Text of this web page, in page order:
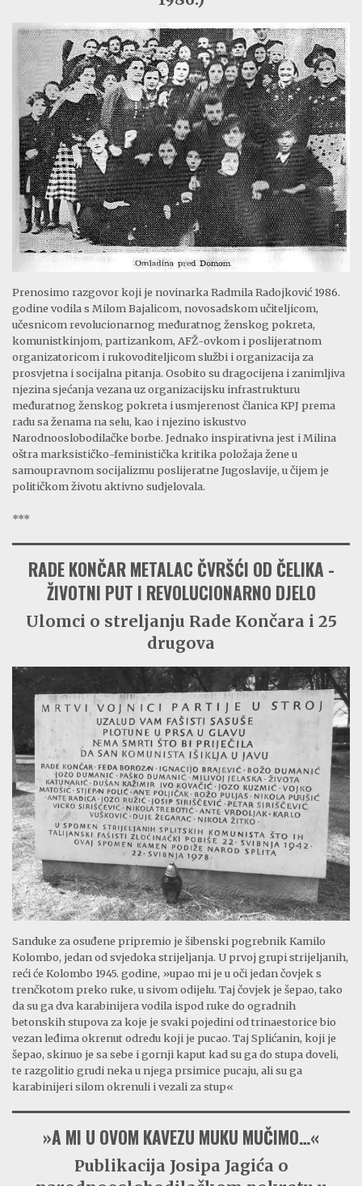
Prenosimo razgovor koji je novinarka Radmila Radojković 1986.
godine vodila s Milom Bajalicom, novosadskom učiteljicom,
učesnicom revolucionarnog međuratnog ženskog pokreta,
komunistkinjom, partizankom, AFŽ-ovkom i poslijeratnom
organizatoricom i rukovoditeljicom službi i organizacija za
prosvjetna i socijalna pitanja. Osobito su dragocijena i zanimljiva
njezina sjećanja vezana uz organizacijsku infrastrukturu
međuratnog ženskog pokreta i usmjerenost članica KPJ prema
radu sa ženama na selu, kao i njezino iskustvo
Narodnooslobodilačke borbe. Jednako inspirativna jest i Milina
oštra marksističko-feministička kritika položaja žene u
samoupravnom socijalizmu poslijeratne Jugoslavije, u čijem je
političkom životu aktivno sudjelovala.
***
RADE KONČAR METALAC ČVRŠĆI OD ČELIKA -
ŽIVOTNI PUT I REVOLUCIONARNO DJELO
Ulomci o streljanju Rade Končara i 25
drugova
Sanduke za osuđene pripremio je šibenski pogrebnik Kamilo
Kolombo, jedan od svjedoka strijeljanja. U prvoj grupi strijeljanih,
reći će Kolombo 1945. godine, »upao mi je u oči jedan čovjek s
trenčkotom preko ruke, u sivom odijelu. Taj čovjek je šepao, tako
da su ga dva karabinijera vodila ispod ruke do ogradnih
betonskih stupova za koje je svaki pojedini od trinaestorice bio
vezan leđima okrenut odredu koji je pucao. Taj Splićanin, koji je
šepao, skinuo je sa sebe i gornji kaput kad su ga do stupa doveli,
te razgolitio grudi neka u njega prsimice pucaju, ali su ga
karabinijeri silom okrenuli i vezali za stup«
»A MI U OVOM KAVEZU MUKU MUČIMO…«
Publikacija Josipa Jagića o